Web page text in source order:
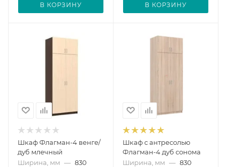
В КОРЗИНУ В КОРЗИНУ
Шкаф Флагман-4 венге/
дуб млечный
Ширина, мм — 830
Шкаф с антресолью
Флагман-4 дуб сонома
Ширина, мм — 830